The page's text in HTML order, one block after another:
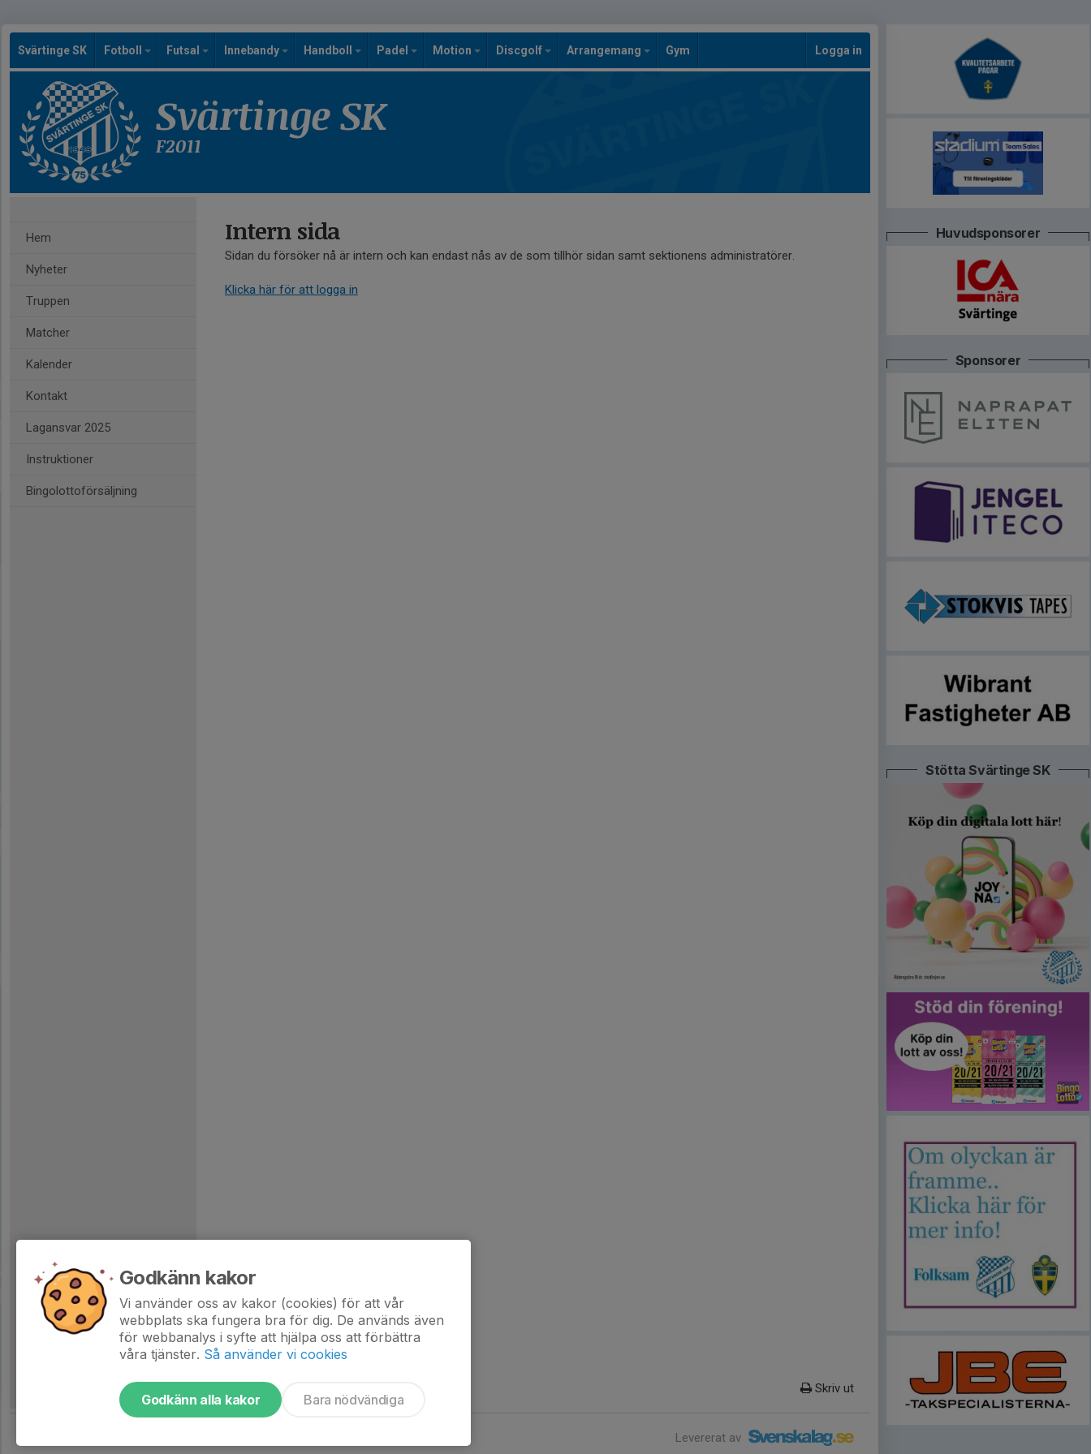
Svärtinge SK Fotboll Futsal Innebandy Handboll Padel Motion Discgolf Arrangemang Gym Logga in
Svärtinge SK
F2011
Hem
Nyheter
Truppen
Matcher
Kalender
Kontakt
Lagansvar 2025
Instruktioner
Bingolottoförsäljning
Intern sida
Sidan du försöker nå är intern och kan endast nås av de som tillhör sidan samt sektionens administratörer.
Klicka här för att logga in
Skriv ut
Levererat av
Huvudsponsorer
Sponsorer
Stötta Svärtinge SK
Godkänn kakor
Vi använder oss av kakor (cookies) för att vår
webbplats ska fungera bra för dig. De används även
för webbanalys i syfte att hjälpa oss att förbättra
våra tjänster. Så använder vi cookies
Godkänn alla kakor Bara nödvändiga